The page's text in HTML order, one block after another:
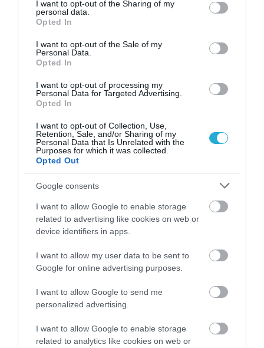
not limited to your visit or usage behaviour. You may click to
grant or deny consent to Google and its third-party tags to
use your data for below specified purposes in below Google
consent section.
I want to opt-out of the Sharing of my
personal data.
Opted In
I want to opt-out of the Sale of my
Personal Data.
Opted In
I want to opt-out of processing my
Personal Data for Targeted Advertising.
Opted In
I want to opt-out of Collection, Use,
Retention, Sale, and/or Sharing of my
Personal Data that Is Unrelated with the
Purposes for which it was collected.
Opted Out
Google consents
I want to allow Google to enable storage
related to advertising like cookies on web or
device identifiers in apps.
I want to allow my user data to be sent to
Google for online advertising purposes.
I want to allow Google to send me
personalized advertising.
I want to allow Google to enable storage
related to analytics like cookies on web or
στήριξη»
Γ.Βρεττάκος στο pagenews.gr: «Το ΠΑΣΟΚ μπλοκάρει τη
Συνταγματική Αναθεώρηση και φορτώνει ευθύνες στη
Μυρτώ Κοροβέση στο pagenews.gr: «Η κοινωνία ζητά
διαφάνεια, όχι άλλα σκάνδαλα» – Τι λέει για τον ΟΠΕΚΕΠΕ